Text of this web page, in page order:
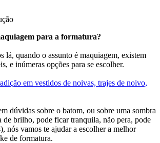
para a formatura?
lá, quando o assunto é maquiagem, existem
e inúmeras opções para se escolher.
em vestidos de noivas, trajes de noivo,
dúvidas sobre o batom, ou sobre uma sombra
de brilho, pode ficar tranquila, não pera, pode
nós vamos te ajudar a escolher a melhor
de formatura.